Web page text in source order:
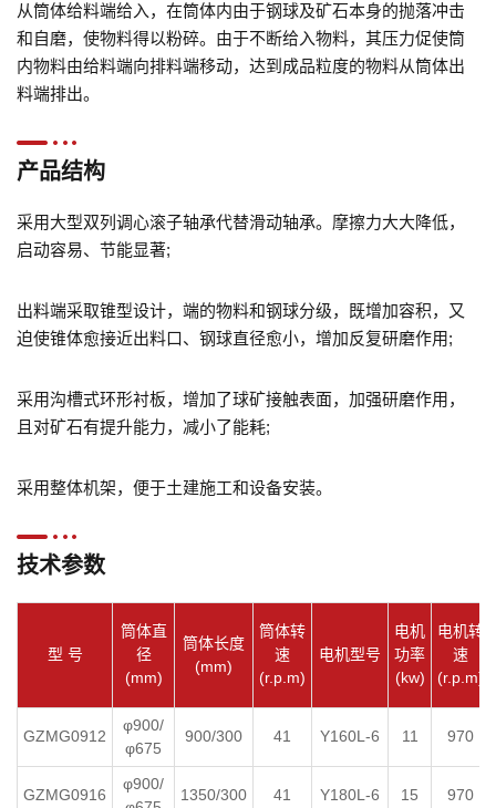
从筒体给料端给入，在筒体内由于钢球及矿石本身的抛落冲击
和自磨，使物料得以粉碎。由于不断给入物料，其压力促使筒
内物料由给料端向排料端移动，达到成品粒度的物料从筒体出
料端排出。
产品结构
采用大型双列调心滚子轴承代替滑动轴承。摩擦力大大降低，
启动容易、节能显著;
出料端采取锥型设计，端的物料和钢球分级，既增加容积，又
迫使锥体愈接近出料口、钢球直径愈小，增加反复研磨作用;
采用沟槽式环形衬板，增加了球矿接触表面，加强研磨作用，
且对矿石有提升能力，减小了能耗;
采用整体机架，便于土建施工和设备安装。
技术参数
型 号
筒体直
径
(mm)
筒体长度
(mm)
筒体转
速
(r.p.m)
电机型号
电机
功率
(kw)
电机转
速
(r.p.m)
GZMG0912
φ900/
φ675
900/300 41 Y160L-6 11 970
GZMG0916
φ900/
1350/300 41 Y180L-6 15 970